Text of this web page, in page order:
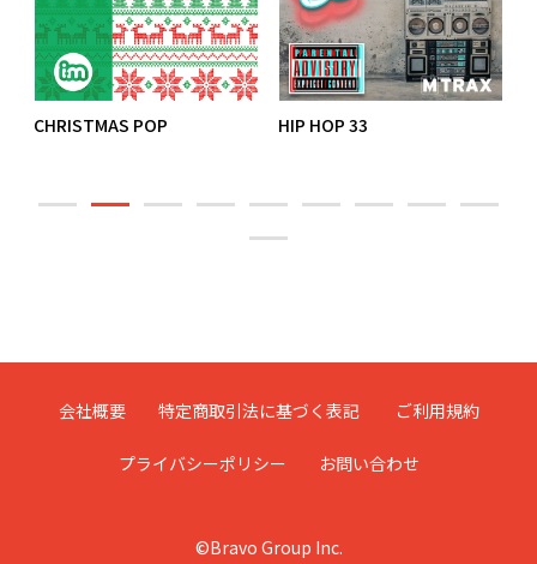
CHRISTMAS POP HIP HOP 33
会社概要 特定商取引法に基づく表記 ご利用規約
プライバシーポリシー お問い合わせ
©Bravo Group Inc.